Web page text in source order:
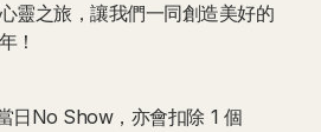
靈之旅，讓我們一同創造美好的
！
日No Show，亦會扣除 1 個